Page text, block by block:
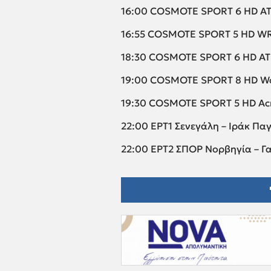
16:00 COSMOTE SPORT 6 HD
16:55 COSMOTE SPORT 5 HD
18:30 COSMOTE SPORT 6 HD
19:00 COSMOTE SPORT 8 HD
19:30 COSMOTE SPORT 5 HD
22:00 ΕΡΤ1 Σενεγάλη – Ιράκ
22:00 ΕΡΤ2 ΣΠΟΡ Νορβηγία –